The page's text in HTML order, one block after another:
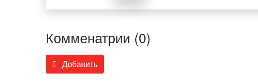
Комменатрии (0)
Добавить